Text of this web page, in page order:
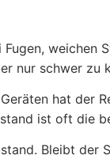
weichen
nur schwer zu
hat der
ist oft die
Bleibt